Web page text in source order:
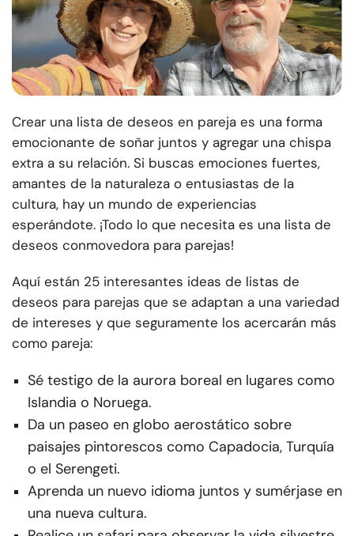
Crear una lista de deseos en pareja es una forma
emocionante de soñar juntos y agregar una chispa
extra a su relación. Si buscas emociones fuertes,
amantes de la naturaleza o entusiastas de la
cultura, hay un mundo de experiencias
esperándote. ¡Todo lo que necesita es una lista de
deseos conmovedora para parejas!
Aquí están 25 interesantes ideas de listas de
deseos para parejas que se adaptan a una variedad
de intereses y que seguramente los acercarán más
como pareja:
Sé testigo de la aurora boreal en lugares como
Islandia o Noruega.
Da un paseo en globo aerostático sobre
paisajes pintorescos como Capadocia, Turquía
o el Serengeti.
Aprenda un nuevo idioma juntos y sumérjase en
una nueva cultura.